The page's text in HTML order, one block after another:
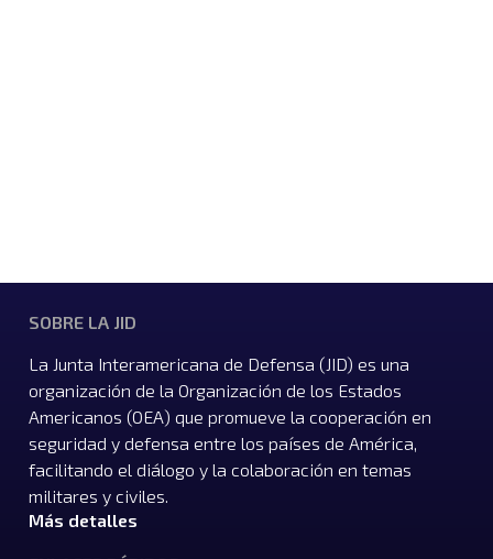
SOBRE LA JID
La Junta Interamericana de Defensa (JID) es una
organización de la Organización de los Estados
Americanos (OEA) que promueve la cooperación en
seguridad y defensa entre los países de América,
facilitando el diálogo y la colaboración en temas
militares y civiles.
Más detalles